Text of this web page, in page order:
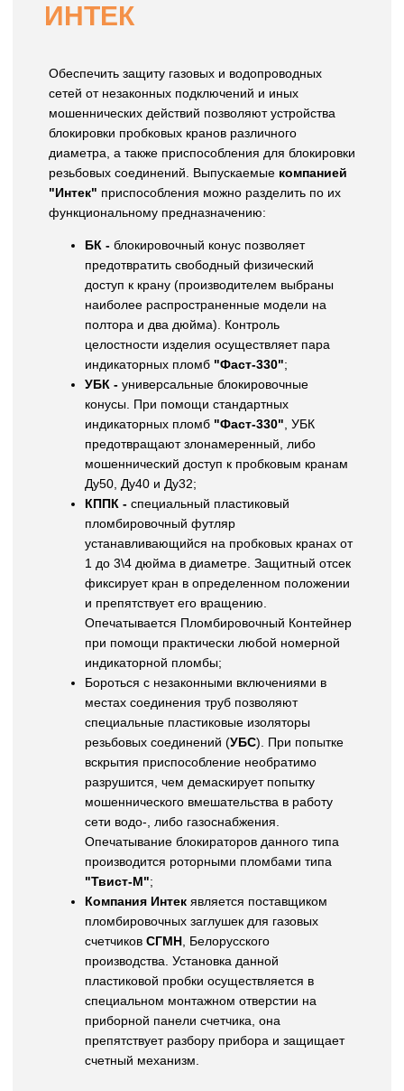
ИНТЕК
Обеспечить защиту газовых и водопроводных
сетей от незаконных подключений и иных
мошеннических действий позволяют устройства
блокировки пробковых кранов различного
диаметра, а также приспособления для блокировки
резьбовых соединений. Выпускаемые компанией
"Интек" приспособления можно разделить по их
функциональному предназначению:
БК - блокировочный конус позволяет
предотвратить свободный физический
доступ к крану (производителем выбраны
наиболее распространенные модели на
полтора и два дюйма). Контроль
целостности изделия осуществляет пара
индикаторных пломб "Фаст-330";
УБК - универсальные блокировочные
конусы. При помощи стандартных
индикаторных пломб "Фаст-330", УБК
предотвращают злонамеренный, либо
мошеннический доступ к пробковым кранам
Ду50, Ду40 и Ду32;
КППК - специальный пластиковый
пломбировочный футляр
устанавливающийся на пробковых кранах от
1 до 3\4 дюйма в диаметре. Защитный отсек
фиксирует кран в определенном положении
и препятствует его вращению.
Опечатывается Пломбировочный Контейнер
при помощи практически любой номерной
индикаторной пломбы;
Бороться с незаконными включениями в
местах соединения труб позволяют
специальные пластиковые изоляторы
резьбовых соединений (УБС). При попытке
вскрытия приспособление необратимо
разрушится, чем демаскирует попытку
мошеннического вмешательства в работу
сети водо-, либо газоснабжения.
Опечатывание блокираторов данного типа
производится роторными пломбами типа
"Твист-М";
Компания Интек является поставщиком
пломбировочных заглушек для газовых
счетчиков СГМН, Белорусского
производства. Установка данной
пластиковой пробки осуществляется в
специальном монтажном отверстии на
приборной панели счетчика, она
препятствует разбору прибора и защищает
счетный механизм.